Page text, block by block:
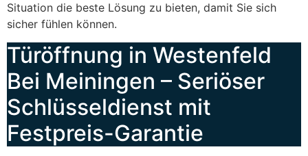
Situation die beste Lösung zu bieten, damit Sie sich
sicher fühlen können.
Türöffnung in Westenfeld
Bei Meiningen – Seriöser
Schlüsseldienst mit
Festpreis-Garantie